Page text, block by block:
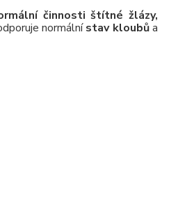
činnosti štítné žlázy,
normálnístav kloubůa